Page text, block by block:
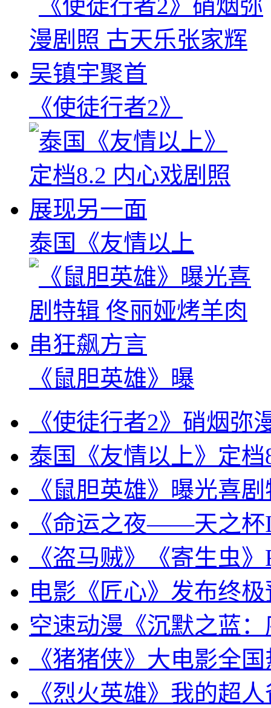
《使徒行者2》
泰国《友情以上
《鼠胆英雄》曝
《使徒行者2》硝烟弥
泰国《友情以上》定
《鼠胆英雄》曝光喜
《命运之夜——天之
《盗马贼》《寄生虫
电影《匠心》发布终
空速动漫《沉默之蓝
《猪猪侠》大电影全
《烈火英雄》我的超